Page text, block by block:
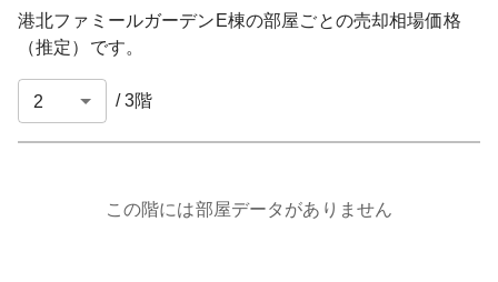
港北ファミールガーデンE棟の部屋ごとの売却相場価格
（推定）です。
/3階
この階には部屋データがありません